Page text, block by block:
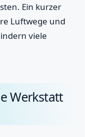
Ein kurzer
Luftwege und
viele
Werkstatt